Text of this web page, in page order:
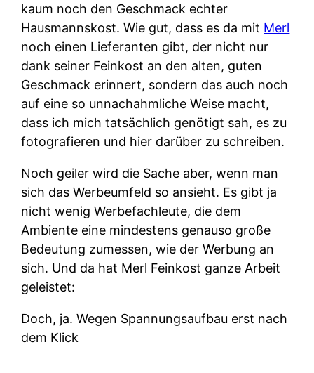
kaum noch den Geschmack echter
Hausmannskost. Wie gut, dass es da mit Merl
noch einen Lieferanten gibt, der nicht nur
dank seiner Feinkost an den alten, guten
Geschmack erinnert, sondern das auch noch
auf eine so unnachahmliche Weise macht,
dass ich mich tatsächlich genötigt sah, es zu
fotografieren und hier darüber zu schreiben.
Noch geiler wird die Sache aber, wenn man
sich das Werbeumfeld so ansieht. Es gibt ja
nicht wenig Werbefachleute, die dem
Ambiente eine mindestens genauso große
Bedeutung zumessen, wie der Werbung an
sich. Und da hat Merl Feinkost ganze Arbeit
geleistet:
Doch, ja. Wegen Spannungsaufbau erst nach
dem Klick